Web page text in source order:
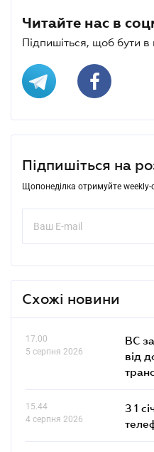
Читайте нас в
Підпишіться, щоб бути в
Підпишіться на
Щопонеділка отримуйте weekly-
Схожі новини
17.00
5 серпня 2026
ВС
від
15.44
4 серпня 2026
З 1